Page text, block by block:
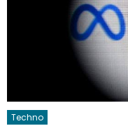
Techno